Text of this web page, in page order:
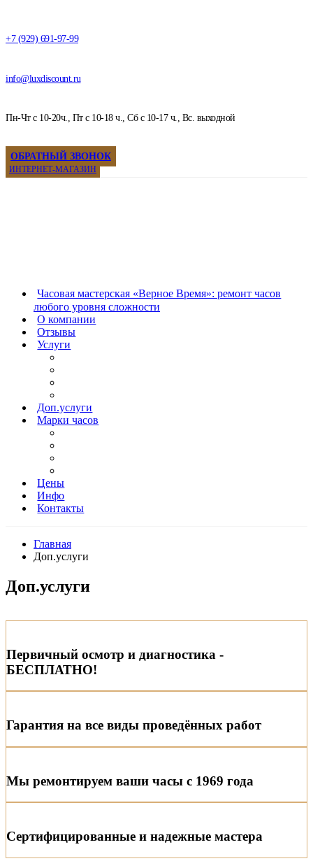
+7 (929) 691-97-99
info@luxdiscount.ru
Пн-Чт с 10-20ч., Пт с 10-18 ч., Сб с 10-17 ч., Вс. выходной
ОБРАТНЫЙ ЗВОНОК
ИНТЕРНЕТ-МАГАЗИН
Часовая мастерская «Верное Время»: ремонт часов
любого уровня сложности
О компании
Отзывы
Услуги
Доп.услуги
Марки часов
Цены
Инфо
Контакты
Главная
Доп.услуги
Доп.услуги
Первичный осмотр и диагностика -
БЕСПЛАТНО!
Гарантия на все виды проведённых работ
Мы ремонтируем ваши часы с 1969 года
Сертифицированные и надежные мастера